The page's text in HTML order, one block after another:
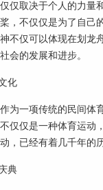
仅取决于个人的力量
，不仅仅是为了自己
不仅可以体现在划龙
会的发展和进步。
化
为一项传统的民间体
仅仅是一种体育运动
，已经有着几千年的
典